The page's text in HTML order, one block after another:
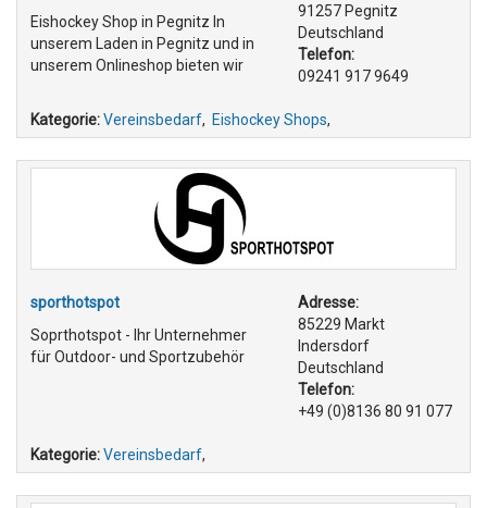
Eishockey Shop in Pegnitz In
unserem Laden in Pegnitz und in
unserem Onlineshop bieten wir
91257 Pegnitz
Deutschland
Telefon:
09241 917 9649
Kategorie:Vereinsbedarf, Eishockey Shops,
sporthotspot
Soprthotspot - Ihr Unternehmer
für Outdoor- und Sportzubehör
Adresse:
85229 Markt
Indersdorf
Deutschland
Telefon:
+49 (0)8136 80 91 077
Kategorie:Vereinsbedarf,